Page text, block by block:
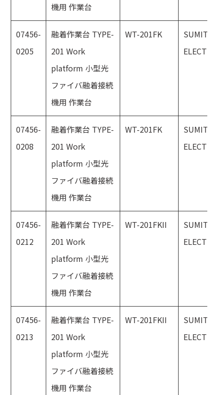
機用 作業台
07456-
0205
融着作業台 TYPE-
201 Work
platform 小型光
ファイバ融着接続
機用 作業台
WT-201FK
07456-
0208
融着作業台 TYPE-
201 Work
platform 小型光
ファイバ融着接続
機用 作業台
WT-201FK
07456-
0212
融着作業台 TYPE-
201 Work
platform 小型光
ファイバ融着接続
機用 作業台
WT-201FKII
07456-
0213
融着作業台 TYPE-
201 Work
platform 小型光
ファイバ融着接続
機用 作業台
WT-201FKII